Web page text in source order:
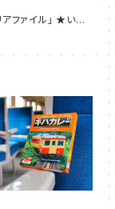
アファイル」 ★いす
ナル★